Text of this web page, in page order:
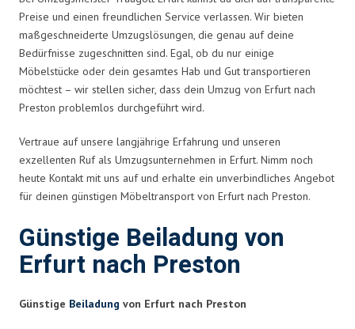
Preise und einen freundlichen Service verlassen. Wir bieten
maßgeschneiderte Umzugslösungen, die genau auf deine
Bedürfnisse zugeschnitten sind. Egal, ob du nur einige
Möbelstücke oder dein gesamtes Hab und Gut transportieren
möchtest – wir stellen sicher, dass dein Umzug von Erfurt nach
Preston problemlos durchgeführt wird.
Vertraue auf unsere langjährige Erfahrung und unseren
exzellenten Ruf als Umzugsunternehmen in Erfurt. Nimm noch
heute Kontakt mit uns auf und erhalte ein unverbindliches Angebot
für deinen günstigen Möbeltransport von Erfurt nach Preston.
Günstige Beiladung von
Erfurt nach Preston
Günstige Beiladung von Erfurt nach Preston